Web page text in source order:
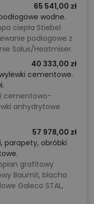
65 541,00 zł
wodne.
ciepła Stiebel
podłogowe z
Salus/Heatmiser.
40 333,00 zł
cementowe.
cementowo-
anhydrytowe
57 978,00 zł
parapety, obróbki
grafitowy
Baumit, blacha
Galeco STAL,